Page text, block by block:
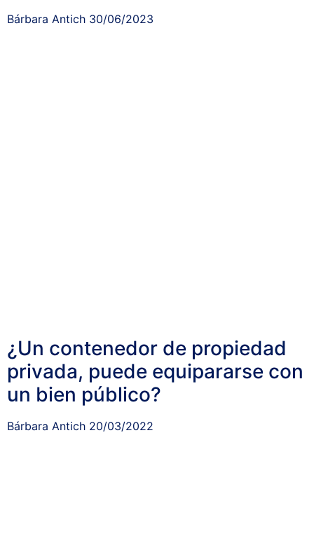
Bárbara Antich 30/06/2023
¿Un contenedor de propiedad
privada, puede equipararse con
un bien público?
Bárbara Antich 20/03/2022